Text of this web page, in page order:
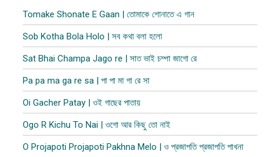
Tomake Shonate E Gaan | তোমাকে শোনাতে এ গান
Sob Kotha Bola Holo | সব কথা বলা হলো
Sat Bhai Champa Jago re | সাত ভাই চম্পা জাগো রে
Pa pa ma ga re sa | পা পা মা গা রে সা
Oi Gacher Patay | ওই গাছের পাতায়
Ogo R Kichu To Nai | ওগো আর কিছু তো নাই
O Projapoti Projapoti Pakhna Melo | ও প্রজাপতি প্রজাপতি পাখনা